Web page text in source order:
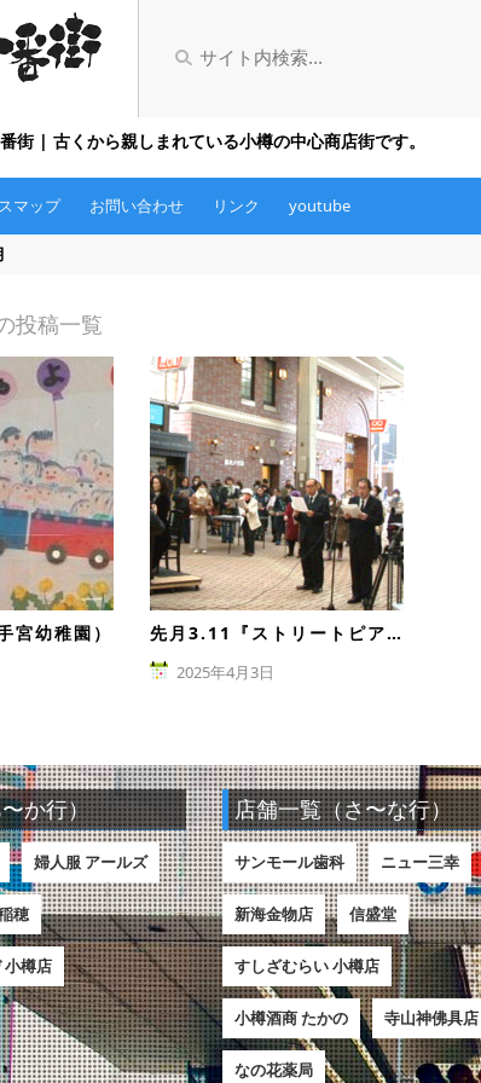
街 | 古くから親しまれている小樽の中心商店街です。
マップ お問い合わせ リンク youtube
投稿一覧
宮幼稚園） 先月3.11『ストリートピアノでつなぐ祈りのハーモニー』を開催いた しました。
2025年4月3日
か行）
婦人服 アールズ
穂
小樽店
店舗一覧（さ〜な行）
サンモール歯科 ニュー三幸
新海金物店 信盛堂
すしざむらい 小樽店
小樽酒商 たかの 寺山神佛具店
なの花薬局